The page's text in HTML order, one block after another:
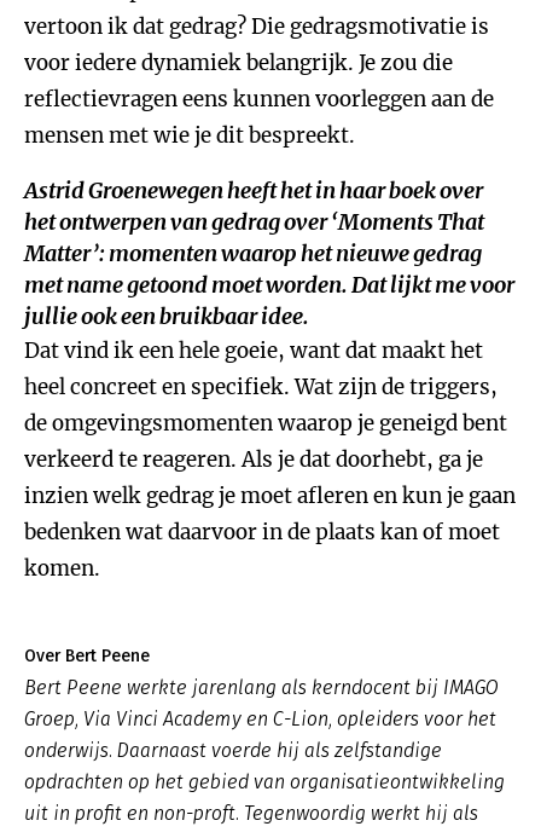
vertoon ik dat gedrag? Die gedragsmotivatie is
voor iedere dynamiek belangrijk. Je zou die
reflectievragen eens kunnen voorleggen aan de
mensen met wie je dit bespreekt.
Astrid Groenewegen heeft het in haar boek over
het ontwerpen van gedrag over ‘Moments That
Matter’: momenten waarop het nieuwe gedrag
met name getoond moet worden. Dat lijkt me voor
jullie ook een bruikbaar idee.
Dat vind ik een hele goeie, want dat maakt het
heel concreet en specifiek. Wat zijn de triggers,
de omgevingsmomenten waarop je geneigd bent
verkeerd te reageren. Als je dat doorhebt, ga je
inzien welk gedrag je moet afleren en kun je gaan
bedenken wat daarvoor in de plaats kan of moet
komen.
Over Bert Peene
Bert Peene werkte jarenlang als kerndocent bij IMAGO
Groep, Via Vinci Academy en C-Lion, opleiders voor het
onderwijs. Daarnaast voerde hij als zelfstandige
opdrachten op het gebied van organisatieontwikkeling
uit in profit en non-proft. Tegenwoordig werkt hij als